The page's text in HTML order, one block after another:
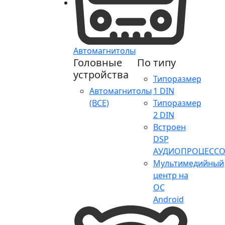
Автомагнитолы
Головные
устройства
Автомагнитолы
(ВСЕ)
По типу
Типоразмер
1 DIN
Типоразмер
2 DIN
Встроен
DSP
Мультимедийный
центр на
ОС
Android